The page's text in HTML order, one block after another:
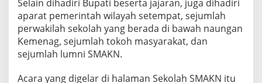
Selain dihadiri Bupati beserta jajaran, juga dihadiri
aparat pemerintah wilayah setempat, sejumlah
perwakilah sekolah yang berada di bawah naungan
Kemenag, sejumlah tokoh masyarakat, dan
sejumlah lumni SMAKN.
Acara yang digelar di halaman Sekolah SMAKN itu